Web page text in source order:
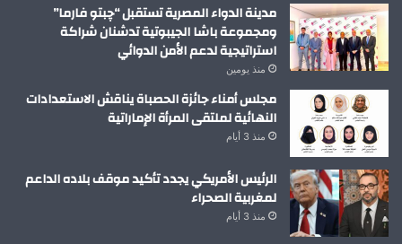
مدينة الدواء المصرية تستقبل “چبتو فارما”
ومجموعة باشا الجيبوتية تدشنان شراكة
استراتيجية لدعم الأمن الدوائي
منذ يومين
مجلس أمناء جائزة الحصباة يناقش الاستعدادات
النهائية لملتقى المرأة الإماراتية
منذ 3 أيام
الرئيس الأمريكي يجدد تأكيد موقف بلاده الداعم
لمغربية الصحراء
منذ 3 أيام